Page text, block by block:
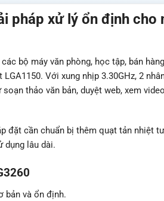
pháp xử lý ổn định cho
bộ máy văn phòng, học tập, bán
Với xung nhịp 3.30GHz, 2
thảo văn bản, duyệt web, xem
đặt cần chuẩn bị thêm quạt tản nhiệt
dụng lâu dài.
bản và ổn định.